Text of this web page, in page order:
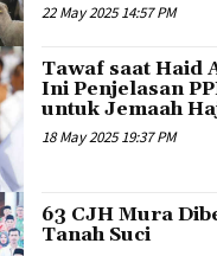
22 May 2025 14:57 PM
Tawaf saat Haid
Ini Penjelasan
untuk Jemaah
18 May 2025 19:37 PM
63 CJH Mura
Tanah Suci